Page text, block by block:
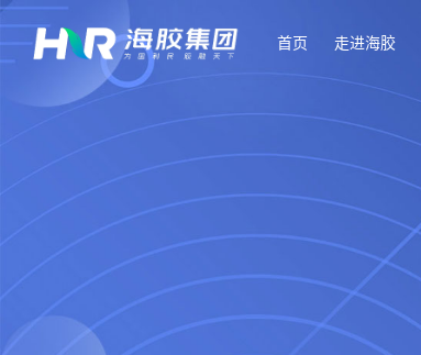
首页 走进海胶